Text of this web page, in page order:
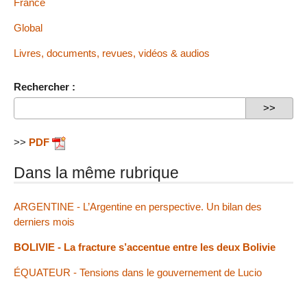
Global
Livres, documents, revues, vidéos & audios
Rechercher :
>> PDF
Dans la même rubrique
ARGENTINE - L’Argentine en perspective. Un bilan des
derniers mois
BOLIVIE - La fracture s’accentue entre les deux Bolivie
ÉQUATEUR - Tensions dans le gouvernement de Lucio